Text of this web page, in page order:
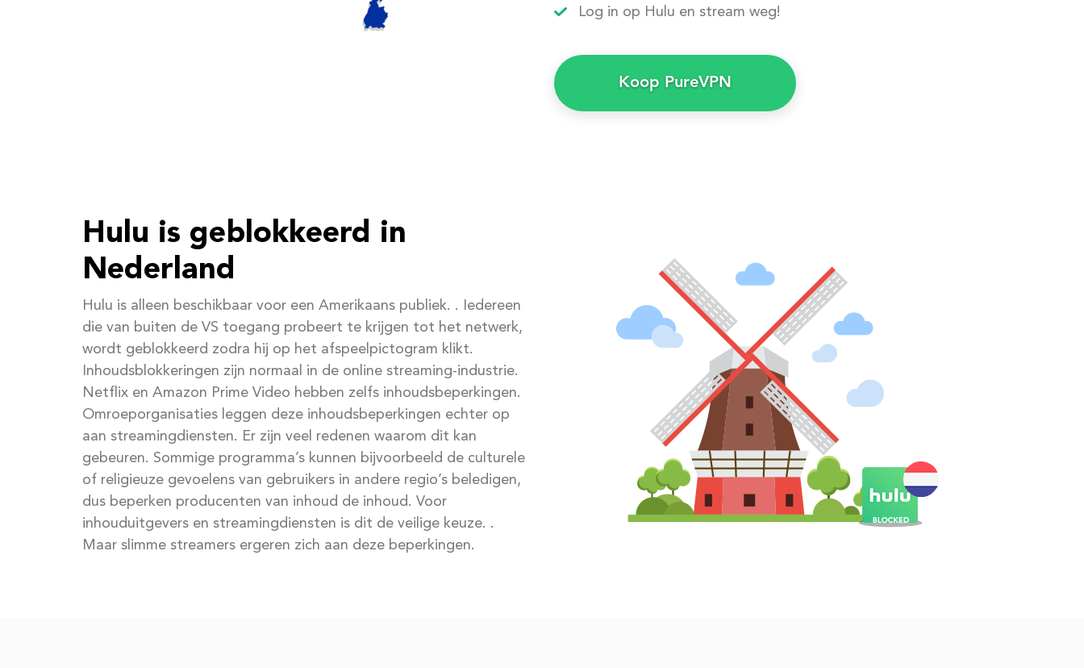
Log in op Hulu en stream weg!
Koop PureVPN
Hulu is geblokkeerd in
Nederland
Hulu is alleen beschikbaar voor een Amerikaans publiek. . Iedereen
die van buiten de VS toegang probeert te krijgen tot het netwerk,
wordt geblokkeerd zodra hij op het afspeelpictogram klikt.
Inhoudsblokkeringen zijn normaal in de online streaming-industrie.
Netflix en Amazon Prime Video hebben zelfs inhoudsbeperkingen.
Omroeporganisaties leggen deze inhoudsbeperkingen echter op
aan streamingdiensten. Er zijn veel redenen waarom dit kan
gebeuren. Sommige programma’s kunnen bijvoorbeeld de culturele
of religieuze gevoelens van gebruikers in andere regio’s beledigen,
dus beperken producenten van inhoud de inhoud. Voor
inhouduitgevers en streamingdiensten is dit de veilige keuze. .
Maar slimme streamers ergeren zich aan deze beperkingen.